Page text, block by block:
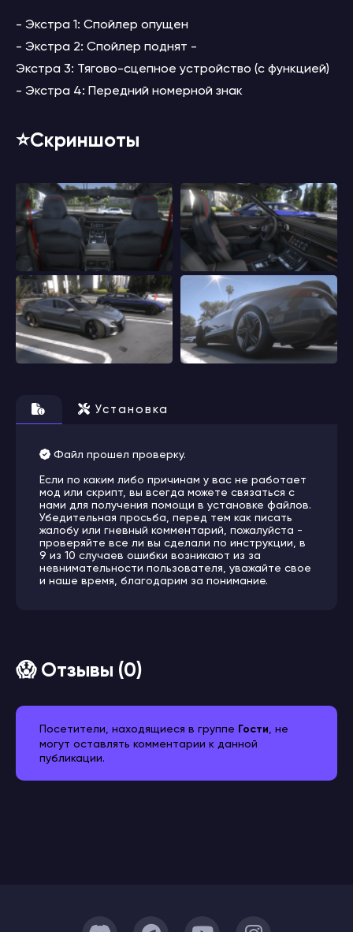
- Экстра 1: Спойлер опущен
- Экстра 2: Спойлер поднят -
Экстра 3: Тягово-сцепное устройство (с функцией)
- Экстра 4: Передний номерной знак
⭐️Скриншоты
Установка
Файл прошел проверку.
Если по каким либо причинам у вас не работает
мод или скрипт, вы всегда можете связаться с
нами для получения помощи в установке файлов.
Убедительная просьба, перед тем как писать
жалобу или гневный комментарий, пожалуйста -
проверяйте все ли вы сделали по инструкции, в
9 из 10 случаев ошибки возникают из за
невнимательности пользователя, уважайте свое
и наше время, благодарим за понимание.
😱 Отзывы (0)
Посетители, находящиеся в группе Гости , не
могут оставлять комментарии к данной
публикации.